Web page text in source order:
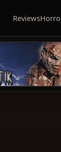
Reviews